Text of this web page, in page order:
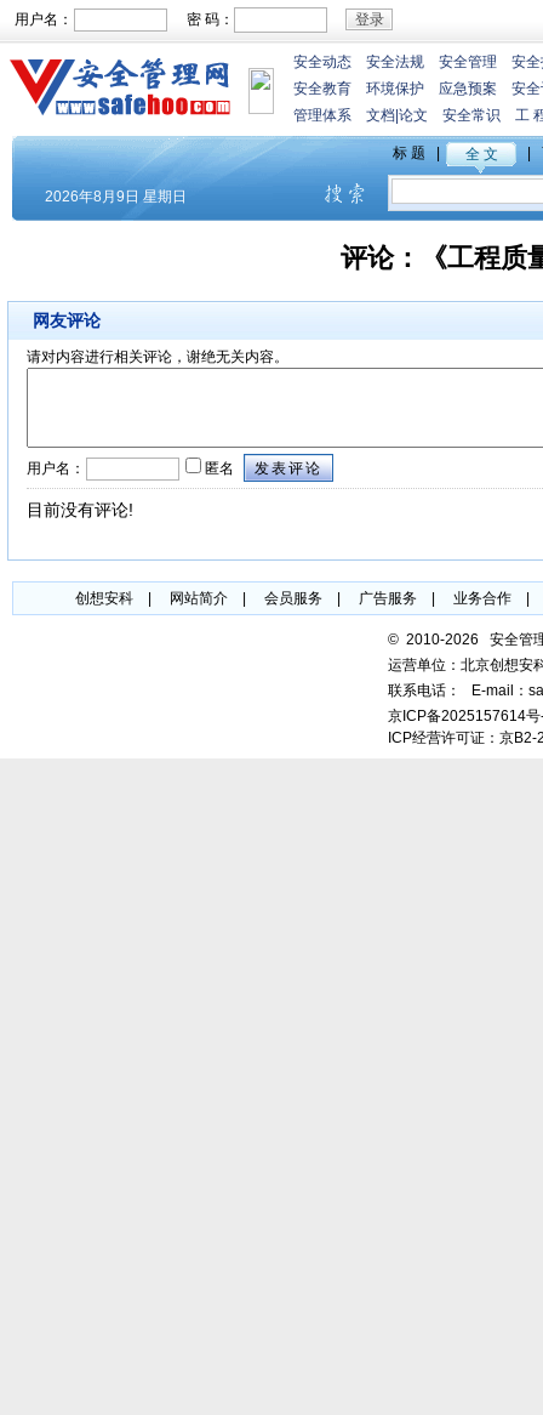
用户名： 密 码：
安全动态 安全法规 安全管理
安
安全教育
环境保护 应急预案
安
管理体系
文档 论文 安全常识 工
评论： 《工程
网友评论
请对内容进行相关评论，谢绝无关内容。
用户名： 匿名
目前没有评论!
创想安科| 网站简介| 会员服务| 广告服务| 业务合作|
© 2010-2026 安全
运营单位：北京创想安
联系电话：
E-mail：
京ICP备2025157614
ICP经营许可证：京